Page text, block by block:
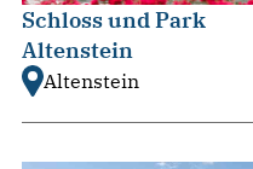
Schloss und Park
Altenstein
Altenstein